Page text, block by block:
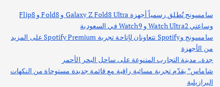
سامسونج تُطلق رسمياً أجهزة Galaxy Z Fold8 Ultra و Fold8 و Flip8
وساعتي Watch Ultra2 و Watch9 في السعودية
سامسونج وSpotify تتعاونان لإتاحة تجربة Spotify Premium على المزيد
من الأجهزة
جدة.. مدينة التجارب المتنوعة على ساحل البحر الأحمر
شاماس” يقدّم تجربة مسائية راقية مع قائمة جديدة مستوحاة من النكهات
البرازيلية